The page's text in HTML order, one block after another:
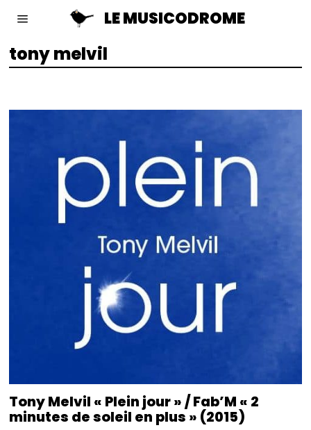
LE MUSICODROME
tony melvil
Tony Melvil « Plein jour » / Fab’M « 2
minutes de soleil en plus » (2015)